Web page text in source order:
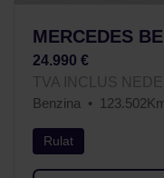
MERCEDES
24.990 €
TVA INCLUS
Benzina
Rulat